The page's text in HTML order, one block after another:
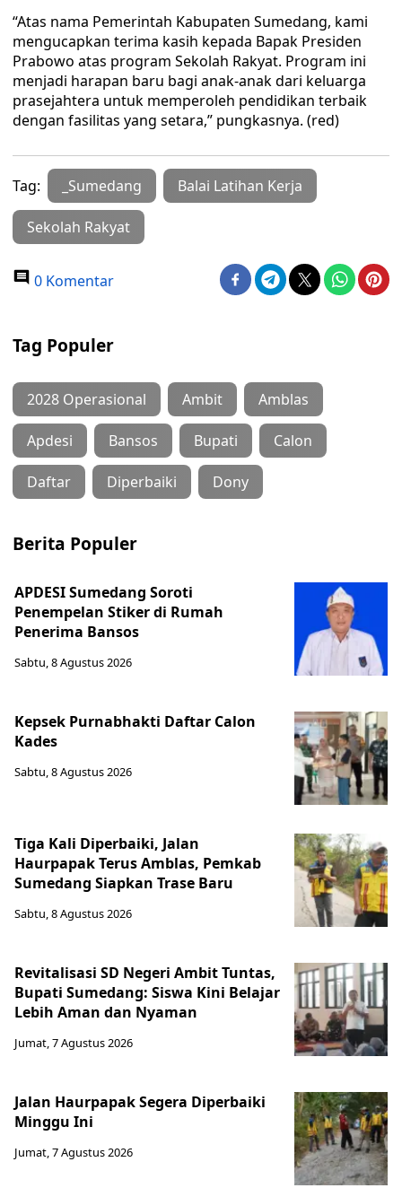
“Atas nama Pemerintah Kabupaten Sumedang, kami
mengucapkan terima kasih kepada Bapak Presiden
Prabowo atas program Sekolah Rakyat. Program ini
menjadi harapan baru bagi anak-anak dari keluarga
prasejahtera untuk memperoleh pendidikan terbaik
dengan fasilitas yang setara,” pungkasnya. (red)
Tag: _Sumedang Balai Latihan Kerja
Sekolah Rakyat
0 Komentar
Tag Populer
2028 Operasional Ambit Amblas
Apdesi Bansos Bupati Calon
Daftar Diperbaiki Dony
Berita Populer
APDESI Sumedang Soroti
Penempelan Stiker di Rumah
Penerima Bansos
Sabtu, 8 Agustus 2026
Kepsek Purnabhakti Daftar Calon
Kades
Sabtu, 8 Agustus 2026
Tiga Kali Diperbaiki, Jalan
Haurpapak Terus Amblas, Pemkab
Sumedang Siapkan Trase Baru
Sabtu, 8 Agustus 2026
Revitalisasi SD Negeri Ambit Tuntas,
Bupati Sumedang: Siswa Kini Belajar
Lebih Aman dan Nyaman
Jumat, 7 Agustus 2026
Jalan Haurpapak Segera Diperbaiki
Minggu Ini
Jumat, 7 Agustus 2026